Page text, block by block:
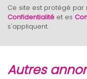
Familles avec 3
Ce site est protégé par
Confidentialité et es
s'appliquent.
autres annonces immobilières